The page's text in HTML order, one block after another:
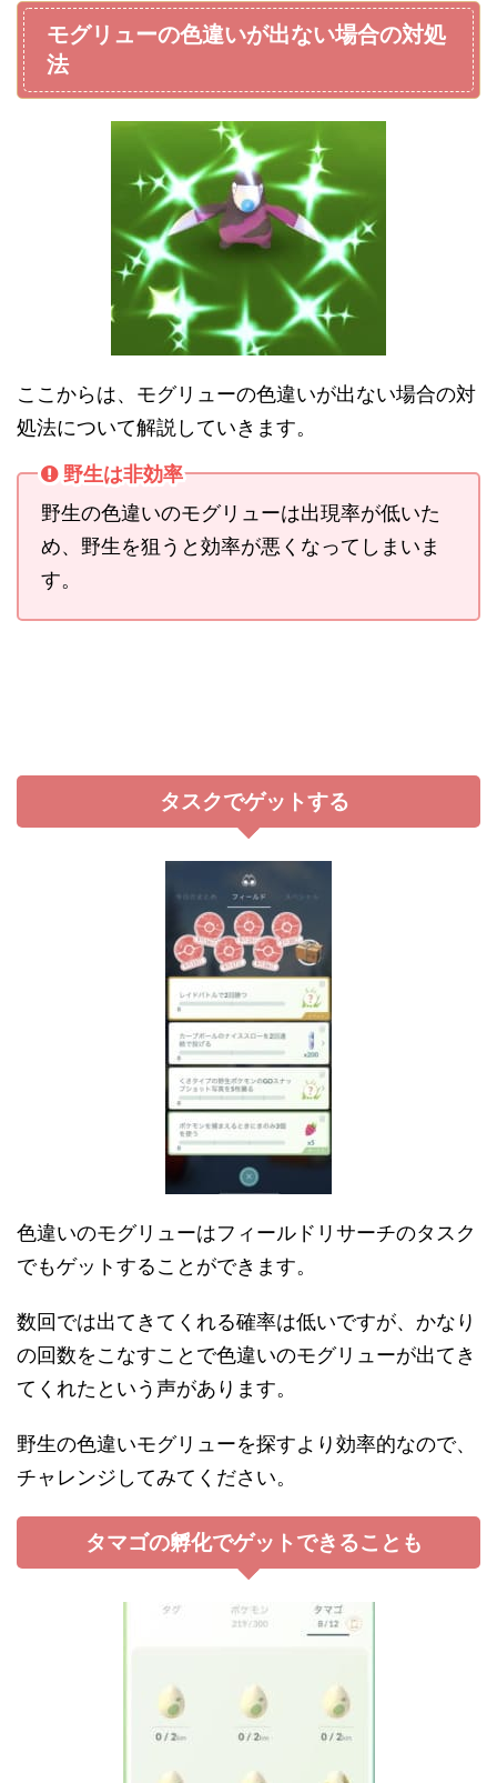
モグリューの色違いが出ない場合の対処
法
ここからは、モグリューの色違いが出ない場合の対
処法について解説していきます。
野生は非効率
野生の色違いのモグリューは出現率が低いた
め、野生を狙うと効率が悪くなってしまいま
す。
タスクでゲットする
色違いのモグリューはフィールドリサーチのタスク
でもゲットすることができます。
数回では出てきてくれる確率は低いですが、かなり
の回数をこなすことで色違いのモグリューが出てき
てくれたという声があります。
野生の色違いモグリューを探すより効率的なので、
チャレンジしてみてください。
タマゴの孵化でゲットできることも